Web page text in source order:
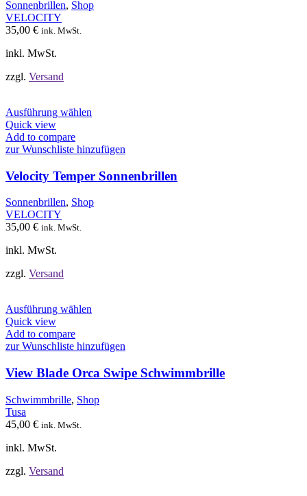
können
Sonnenbrillen, Shop
VELOCITY
35,00 € ink. MwSt.
inkl. MwSt.
zzgl. Versand
Ausführung wählen
mehrere
auf.
Die
Optionen
können
Quick view
Add to compare
zur Wunschliste hinzufügen
Velocity Temper Sonnenbrillen
Sonnenbrillen, Shop
VELOCITY
35,00 € ink. MwSt.
inkl. MwSt.
zzgl. Versand
Ausführung wählen
mehrere
auf.
Optionen
können
Quick view
Add to compare
zur Wunschliste hinzufügen
View Blade Orca Swipe Schwimmbrille
Schwimmbrille, Shop
Tusa
45,00 € ink. MwSt.
inkl. MwSt.
zzgl. Versand